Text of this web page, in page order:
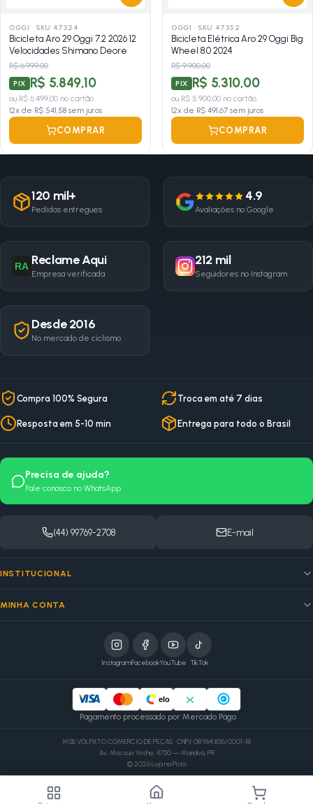
OGGI · SKU 47324
Bicicleta Aro 29 Oggi 7.2 2026 12
Velocidades Shimano Deore
R$ 6.999,00
PIX R$ 5.849,10
ou R$ 6.499,00 no cartão
12x de R$ 541,58 sem juros
COMPRAR
OGGI · SKU 47352
Bicicleta Elétrica Aro 29 Oggi Big
Wheel 8.0 2024
R$ 9.900,00
PIX R$ 5.310,00
ou R$ 5.900,00 no cartão
12x de R$ 491,67 sem juros
COMPRAR
120 mil+
Pedidos entregues
4.9
Avaliações no Google
RA Reclame Aqui
Empresa verificada
212 mil
Seguidores no Instagram
Desde 2016
No mercado de ciclismo
Compra 100% Segura Troca em até 7 dias
Resposta em 5-10 min Entrega para todo o Brasil
Precisa de ajuda?
Fale conosco no WhatsApp
(44) 99769-2708 E-mail
INSTITUCIONAL
MINHA CONTA
InstagramFacebookYouTube TikTok
elo
Pagamento processado por Mercado Pago
MSB VOLPATO COMERCIO DE PEÇAS · CNPJ: 08.964.836/0001-18
Av. Massuo Yoshiy, 4750 — Marialva, PR
©2026Loja na Pista